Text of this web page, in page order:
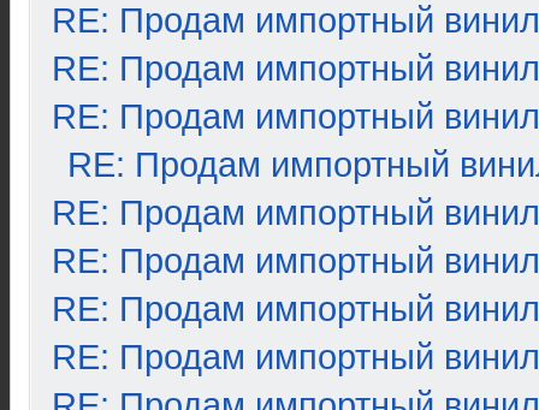
RE: Продам импортный винил
RE: Продам импортный винил
RE: Продам импортный винил
RE: Продам импортный
RE: Продам импортный винил
RE: Продам импортный винил
RE: Продам импортный винил
RE: Продам импортный винил